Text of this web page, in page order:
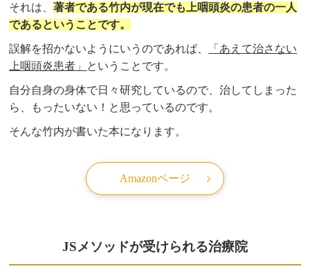
それは、著者である竹内が現在でも上咽頭炎の患者の一人
であるということです。
誤解を招かないようにいうのであれば、
「あえて治さない
上咽頭炎患者」 ということです。
自分自身の身体で日々研究しているので、治してしまった
ら、もったいない！と思っているのです。
そんな竹内が書いた本になります。
Amazonページ
JSメソッドが受けられる治療院